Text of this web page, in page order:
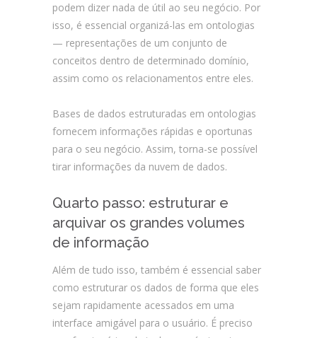
podem dizer nada de útil ao seu negócio. Por
isso, é essencial organizá-las em ontologias
— representações de um conjunto de
conceitos dentro de determinado domínio,
assim como os relacionamentos entre eles.
Bases de dados estruturadas em ontologias
fornecem informações rápidas e oportunas
para o seu negócio. Assim, torna-se possível
tirar informações da nuvem de dados.
Quarto passo: estruturar e
arquivar os grandes volumes
de informação
Além de tudo isso, também é essencial saber
como estruturar os dados de forma que eles
sejam rapidamente acessados em uma
interface amigável para o usuário. É preciso